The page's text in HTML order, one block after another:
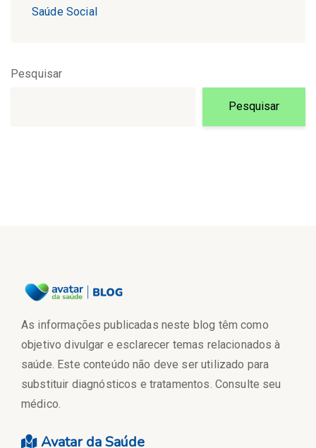
Saúde Social
Pesquisar
Pesquisar
As informações publicadas neste blog têm como
objetivo divulgar e esclarecer temas relacionados à
saúde. Este conteúdo não deve ser utilizado para
substituir diagnósticos e tratamentos. Consulte seu
médico.
Avatar da Saúde